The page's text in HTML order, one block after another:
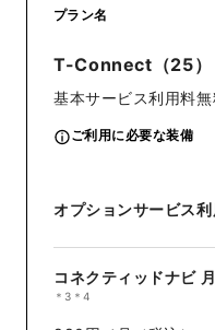
プラン名
T-Connect（25）
基本サービス利用料
ご利用に必要な装備
オプションサービス
コネクティッドナビ
＊3＊4